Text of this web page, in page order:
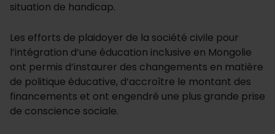
situation de handicap.
Les efforts de plaidoyer de la société civile pour
l’intégration d’une éducation inclusive en Mongolie
ont permis d’instaurer des changements en matière
de politique éducative, d’accroître le montant des
financements et ont engendré une plus grande prise
de conscience sociale.